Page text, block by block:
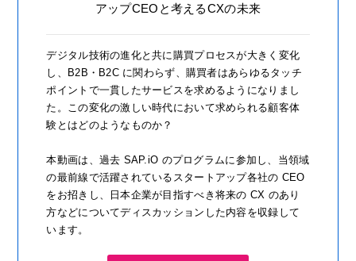
アップCEOと考えるCXの未来
デジタル技術の進化と共に購買プロセスが大きく変化
し、B2B・B2C に関わらず、購買者はあらゆるタッチ
ポイントで一貫したサービスを求めるようになりまし
た。この変化の激しい時代において求められる顧客体
験とはどのようなものか？
本動画は、過去 SAP.iO のプログラムに参加し、当領域
の最前線で活躍されているスタートアップ各社の CEO
をお招きし、日本企業が目指すべき将来の CX のあり
方などについてディスカッションした内容を収録して
います。